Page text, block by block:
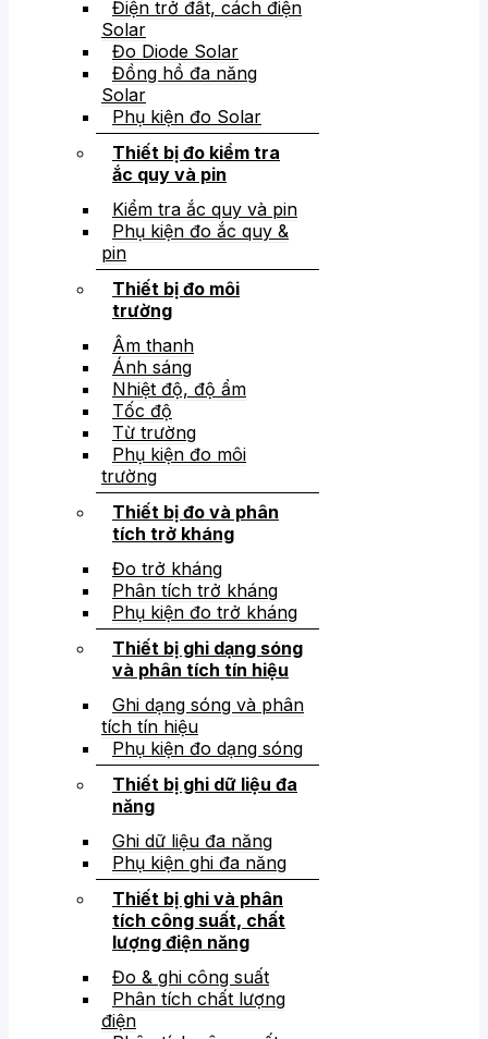
Điện trở đất, cách điện
Solar
Đo Diode Solar
Đồng hồ đa năng
Solar
Phụ kiện đo Solar
Thiết bị đo kiểm tra
ắc quy và pin
Kiểm tra ắc quy và pin
Phụ kiện đo ắc quy &
pin
Thiết bị đo môi
trường
Âm thanh
Ánh sáng
Nhiệt độ, độ ẩm
Tốc độ
Từ trường
Phụ kiện đo môi
trường
Thiết bị đo và phân
tích trở kháng
Đo trở kháng
Phân tích trở kháng
Phụ kiện đo trở kháng
Thiết bị ghi dạng sóng
và phân tích tín hiệu
Ghi dạng sóng và phân
tích tín hiệu
Phụ kiện đo dạng sóng
Thiết bị ghi dữ liệu đa
năng
Ghi dữ liệu đa năng
Phụ kiện ghi đa năng
Thiết bị ghi và phân
tích công suất, chất
lượng điện năng
Đo & ghi công suất
Phân tích chất lượng
điện